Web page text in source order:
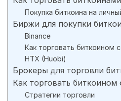
Покупка биткоина на
Биржи для покупки
Binance
Как торговать биткоином
HTX (Huobi)
Брокеры для торговли
Как торговать
Стратегии торговли